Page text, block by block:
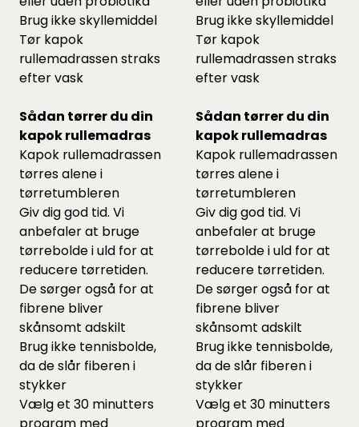
Brug ikke skyllemiddel
Tør kapok
rullemadrassen straks
efter vask
Sådan tørrer du din
kapok rullemadras
Kapok rullemadrassen
tørres alene i
tørretumbleren
Giv dig god tid. Vi
anbefaler at bruge
tørreboldei uld for at
reducere tørretiden.
De sørger også for at
fibrene bliver
skånsomt adskilt
Brug ikke tennisbolde,
da de slår fiberen i
stykker
Vælg et 30 minutters
program med
Brug ikke skyllemiddel
Tør kapok
rullemadrassen straks
efter vask
Sådan tørrer du din
kapok rullemadras
Kapok rullemadrassen
tørres alene i
tørretumbleren
Giv dig god tid. Vi
anbefaler at bruge
tørreboldei uld for at
reducere tørretiden.
De sørger også for at
fibrene bliver
skånsomt adskilt
Brug ikke tennisbolde,
da de slår fiberen i
stykker
Vælg et 30 minutters
program med